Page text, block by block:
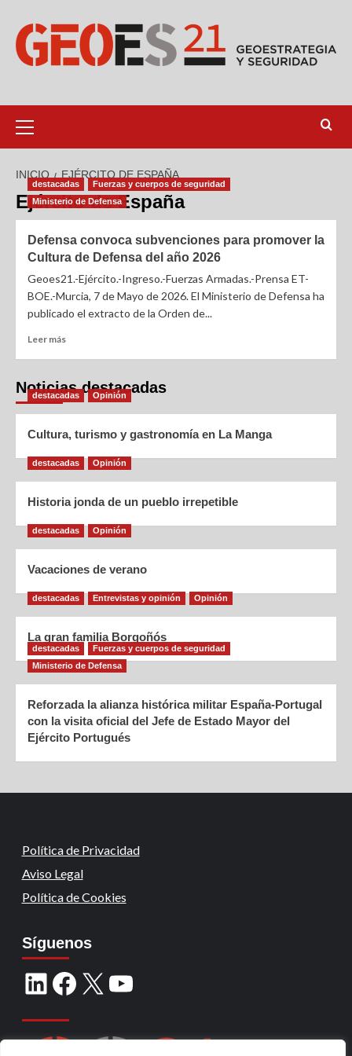
INICIO EJÉRCITO DE ESPAÑA
Ejército de España
destacadas
Fuerzas y cuerpos de seguridad
Ministerio de Defensa
Defensa convoca subvenciones para promover la
Cultura de Defensa del año 2026
Geoes21.-Ejército.-Ingreso.-Fuerzas Armadas.-Prensa ET-
BOE.-Murcia, 7 de Mayo de 2026. El Ministerio de Defensa ha
publicado el extracto de la Orden de...
Leer más
Noticias destacadas
destacadas Opinión
Cultura, turismo y gastronomía en La Manga
destacadas Opinión
Historia jonda de un pueblo irrepetible
destacadas Opinión
Vacaciones de verano
destacadas Entrevistas y opinión Opinión
La gran familia Borgoñós
destacadas
Fuerzas y cuerpos de seguridad
Ministerio de Defensa
Reforzada la alianza histórica militar España-Portugal
con la visita oficial del Jefe de Estado Mayor del
Ejército Portugués
Política de Privacidad
Aviso Legal
Política de Cookies
Síguenos